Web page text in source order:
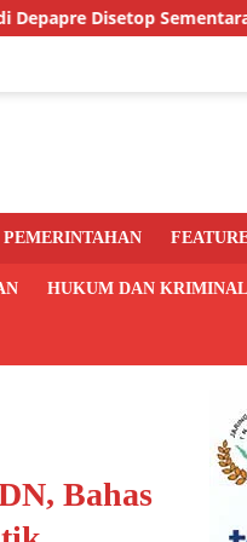
Usai Insiden
HUKUM DAN KRIMINAL
Bahas